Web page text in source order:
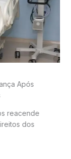
Após
reacende
dos